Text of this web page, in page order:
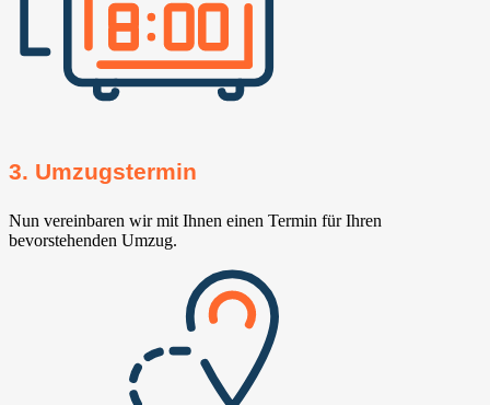
3. Umzugstermin
Nun vereinbaren wir mit Ihnen einen Termin für Ihren
bevorstehenden Umzug.